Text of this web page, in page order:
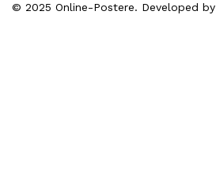
© 2025 Online-Postere. Developed by